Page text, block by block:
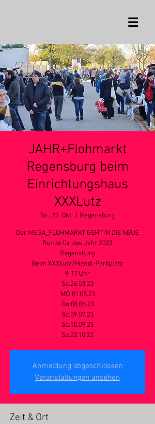
JAHR+Flohmarkt
Regensburg beim
Einrichtungshaus
XXXLutz
So., 22. Okt. Regensburg
Der MEGA_FLOHMARKT GEHT IN DIE NEUE
Runde für das Jahr 2023
Regensburg
Beim XXXLutz/Hiendl-Parkplatz
9-17 Uhr
So.26.03.23
MO.01.05.23
Do.08.06.23
So.09.07.23
So.10.09.23
So.22.10.23
Anmeldung abgeschlossen
Veranstaltungen ansehen
Zeit & Ort